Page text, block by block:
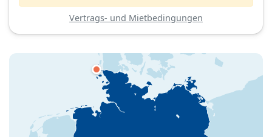
Vertrags- und Mietbedingungen